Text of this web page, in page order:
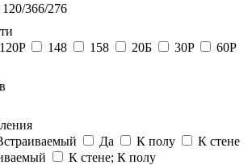
120/366/276
120P 148 158 20Б 30P
60P
Да К полу
К стене
К стене; К полу